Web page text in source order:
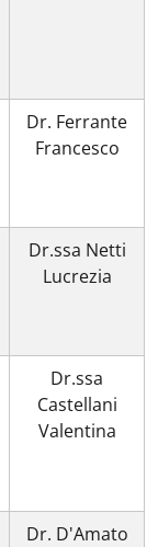
Dr. Ferrante
Francesco
Dr.ssa Netti
Lucrezia
Dr.ssa
Castellani
Valentina
Dr. D'Amato